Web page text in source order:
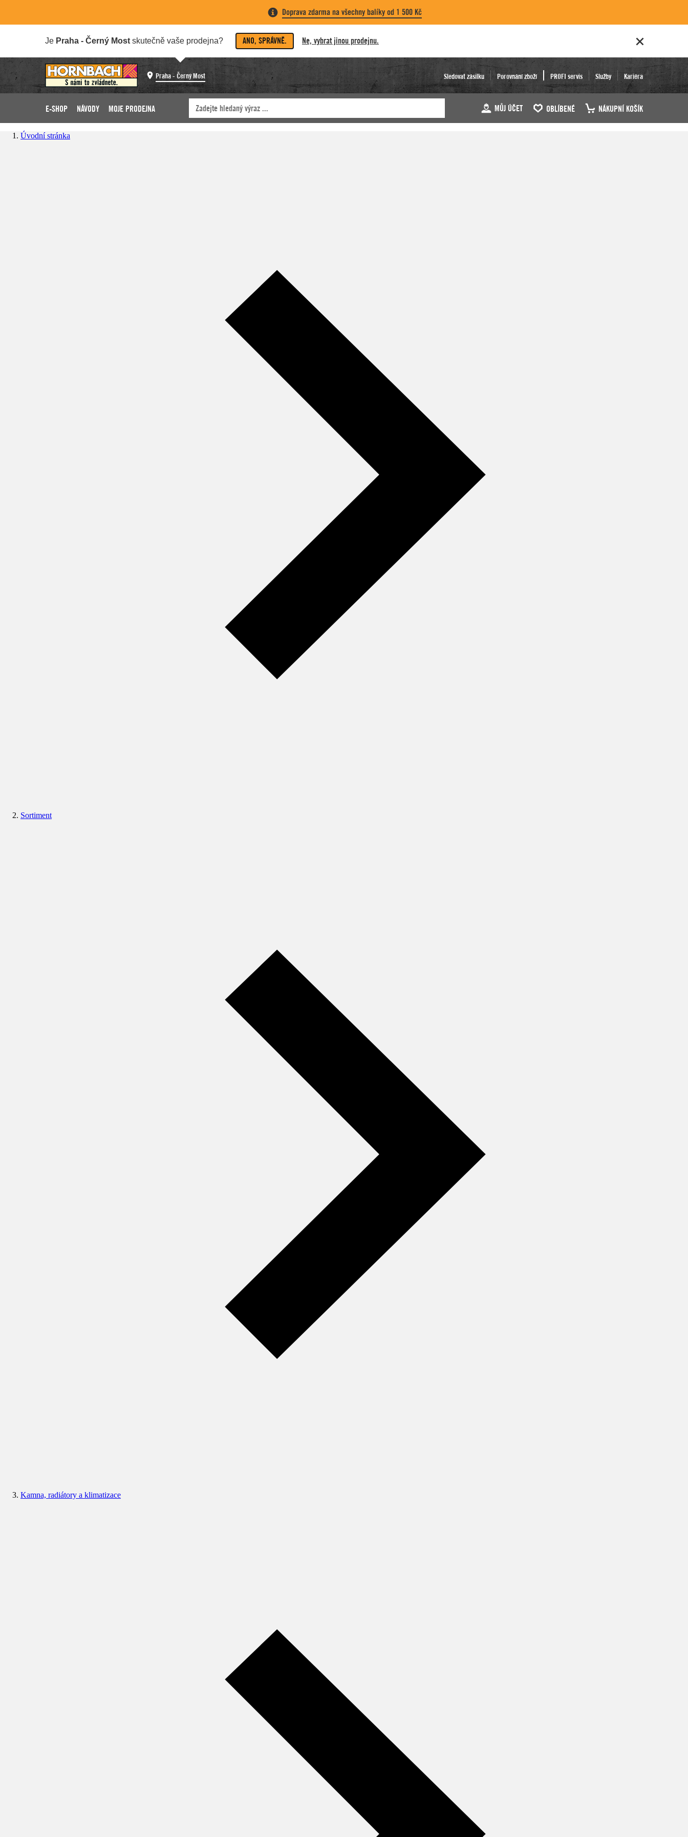
Doprava zdarma na všechny balíky od 1 500 Kč
Je Praha - Černý Most skutečně vaše prodejna? ANO, SPRÁVNĚ. Ne, vybrat jinou prodejnu.
Praha - Černý Most Sledovat zásilku Porovnání zboží PROFI servis Služby Kariéra
E-SHOP NÁVODY MOJE PRODEJNA MŮJ ÚČET OBLÍBENÉ NÁKUPNÍ KOŠÍK
Úvodní stránka
Sortiment
Kamna, radiátory a klimatizace